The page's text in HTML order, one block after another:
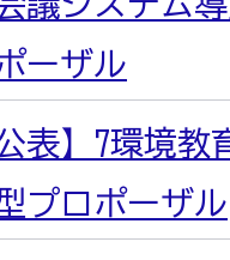
ーザル
表】7環境
プロポーザル